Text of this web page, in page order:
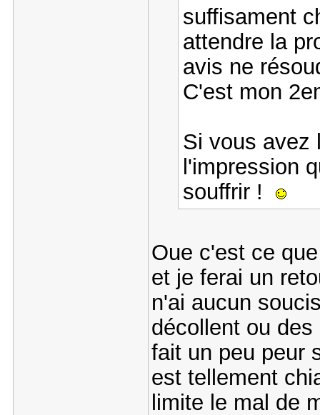
suffisament
attendre la
avis ne
C'est mon
Si vous avez
l'impression
souffrir !
Oue c'est ce
et je ferai un
n'ai aucun
décollent ou
fait un peu peur
est tellement
limite le mal de